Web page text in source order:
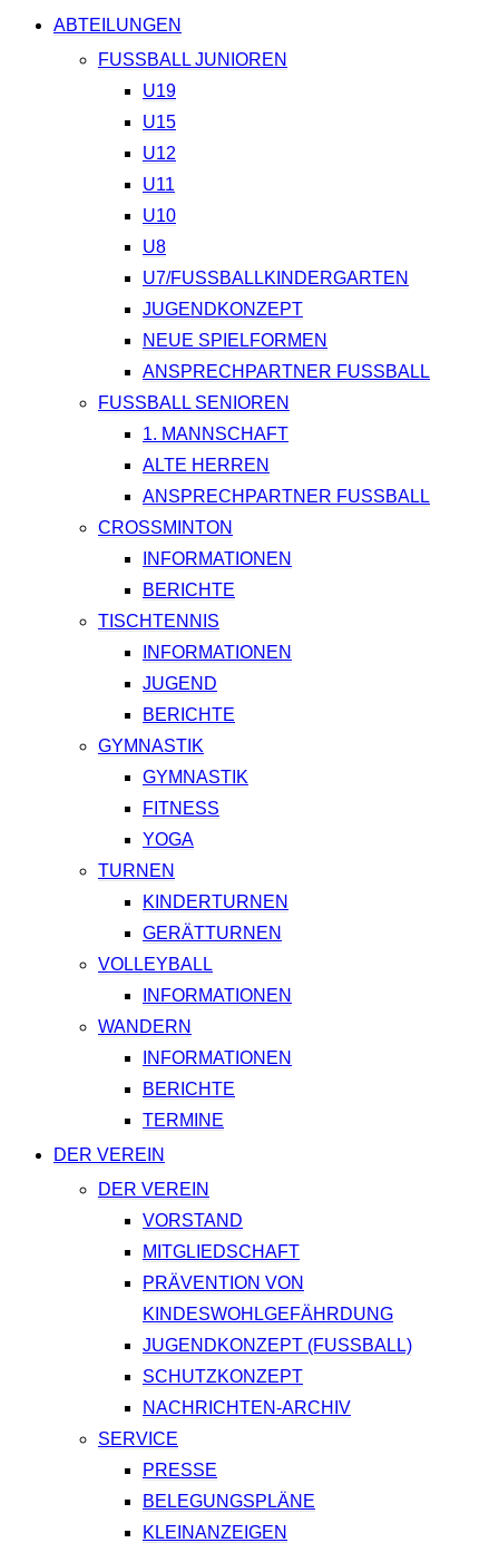
ABTEILUNGEN
FUSSBALL JUNIOREN
U19
U15
U12
U11
U10
U8
U7/FUSSBALLKINDERGARTEN
JUGENDKONZEPT
NEUE SPIELFORMEN
ANSPRECHPARTNER FUSSBALL
FUSSBALL SENIOREN
1. MANNSCHAFT
ALTE HERREN
ANSPRECHPARTNER FUSSBALL
CROSSMINTON
INFORMATIONEN
BERICHTE
TISCHTENNIS
INFORMATIONEN
JUGEND
BERICHTE
GYMNASTIK
GYMNASTIK
FITNESS
YOGA
TURNEN
KINDERTURNEN
GERÄTTURNEN
VOLLEYBALL
INFORMATIONEN
WANDERN
INFORMATIONEN
BERICHTE
TERMINE
DER VEREIN
DER VEREIN
VORSTAND
MITGLIEDSCHAFT
PRÄVENTION VON
KINDESWOHLGEFÄHRDUNG
JUGENDKONZEPT (FUSSBALL)
SCHUTZKONZEPT
NACHRICHTEN-ARCHIV
SERVICE
PRESSE
BELEGUNGSPLÄNE
KLEINANZEIGEN